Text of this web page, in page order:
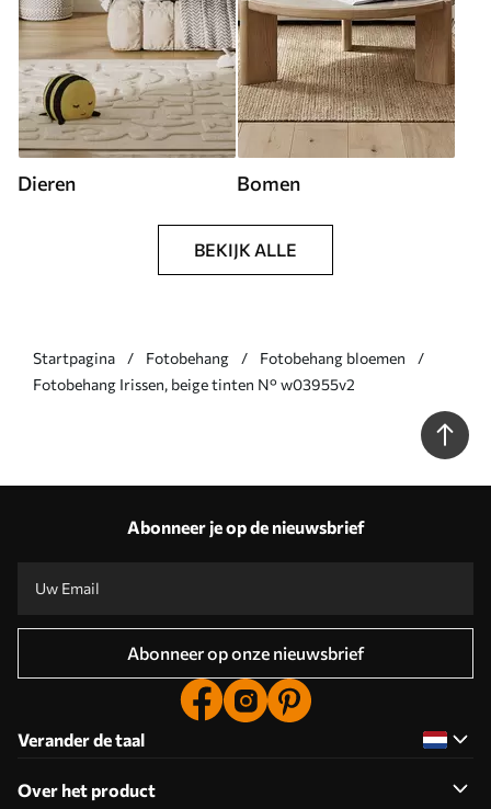
Dieren Bomen
BEKIJK ALLE
Startpagina Fotobehang
Fotobehang bloemen
Fotobehang Irissen, beige tinten N° w03955v2
Abonneer je op de nieuwsbrief
Abonneer op onze nieuwsbrief
Verander de taal
Over het product